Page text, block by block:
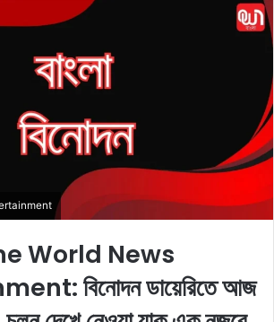
l
n
d
n
m
a
World News
বিনোদন ডায়েরিতে আজ